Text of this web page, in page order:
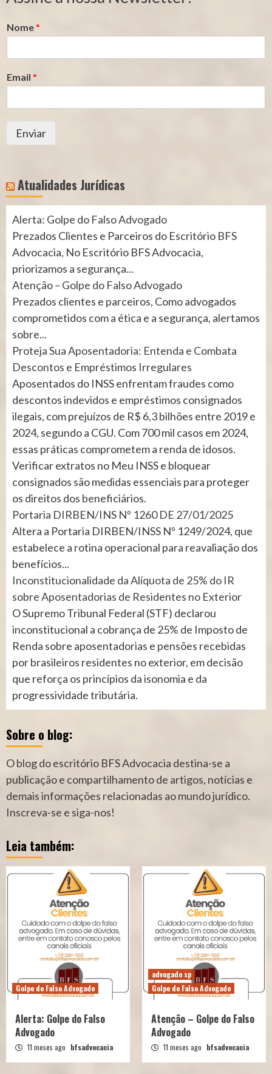
Nome*
Email *
Enviar
Atualidades Jurídicas
Alerta: Golpe do Falso Advogado
Prezados Clientes e Parceiros do Escritório BFS
Advocacia, No Escritório BFS Advocacia,
priorizamos a segurança...
Atenção – Golpe do Falso Advogado
Prezados clientes e parceiros, Como advogados
comprometidos com a ética e a segurança, alertamos
sobre...
Proteja Sua Aposentadoria: Entenda e Combata
Descontos e Empréstimos Irregulares
Aposentados do INSS enfrentam fraudes como
descontos indevidos e empréstimos consignados
ilegais, com prejuízos de R$ 6,3 bilhões entre 2019 e
2024, segundo a CGU. Com 700 mil casos em 2024,
essas práticas comprometem a renda de idosos.
Verificar extratos no Meu INSS e bloquear
consignados são medidas essenciais para proteger
os direitos dos beneficiários.
Portaria DIRBEN/INS Nº 1260 DE 27/01/2025
Altera a Portaria DIRBEN/INSS Nº 1249/2024, que
estabelece a rotina operacional para reavaliação dos
benefícios...
Inconstitucionalidade da Alíquota de 25% do IR
sobre Aposentadorias de Residentes no Exterior
O Supremo Tribunal Federal (STF) declarou
inconstitucional a cobrança de 25% de Imposto de
Renda sobre aposentadorias e pensões recebidas
por brasileiros residentes no exterior, em decisão
que reforça os princípios da isonomia e da
progressividade tributária.
Sobre o blog:
O blog do escritório BFS Advocacia destina-se a
publicação e compartilhamento de artigos, notícias e
demais informações relacionadas ao mundo jurídico.
Inscreva-se e siga-nos!
Leia também:
Golpe do Falso Advogado
Alerta: Golpe do Falso
Advogado
11 meses ago bfsadvocacia
advogado sp
Golpe do Falso Advogado
Atenção – Golpe do Falso
Advogado
11 meses ago bfsadvocacia